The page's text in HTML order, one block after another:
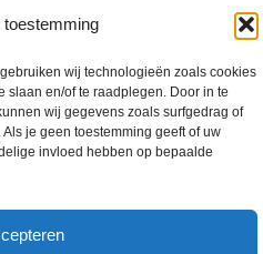
toestemming
wij technologieën zoals cookies
slaan en/of te raadplegen. Door in te
wij gegevens zoals surfgedrag of
je geen toestemming geeft of uw
invloed hebben op bepaalde